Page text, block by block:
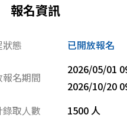
報名資訊
態 已開放報名
報名期間
2026/05/01
2026/10/20
錄取人數
1500 人